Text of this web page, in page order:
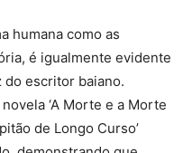
humana como as
é igualmente evidente
do escritor baiano.
‘A Morte e a Morte
de Longo Curso’